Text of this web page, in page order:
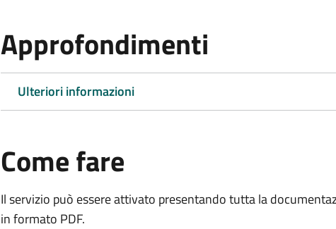
Approfondimenti
Ulteriori informazioni
Come fare
Il servizio può essere attivato presentando tutta la
in formato PDF.